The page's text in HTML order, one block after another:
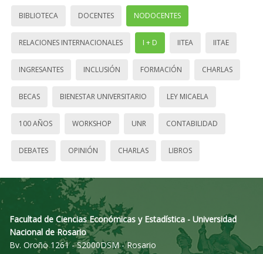
BIBLIOTECA DOCENTES NODOCENTES
RELACIONES INTERNACIONALES I + D IITEA IITAE
INGRESANTES INCLUSIÓN FORMACIÓN CHARLAS
BECAS BIENESTAR UNIVERSITARIO LEY MICAELA
100 AÑOS WORKSHOP UNR CONTABILIDAD
DEBATES OPINIÓN CHARLAS LIBROS
Facultad de Ciencias Económicas y Estadística - Universidad
Nacional de Rosario
Bv. Oroño 1261 - S2000DSM - Rosario